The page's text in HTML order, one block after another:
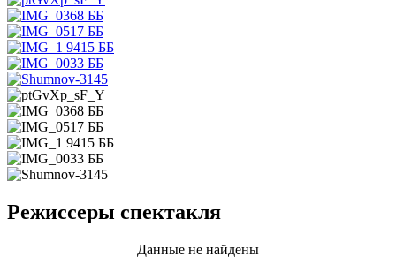
Режиссеры спектакля
Данные не найдены